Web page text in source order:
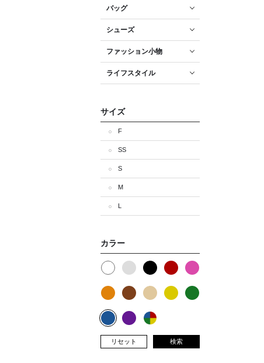
バッグ
シューズ
ファッション小物
ライフスタイル
サイズ
F
SS
S
M
L
カラー
リセット 検索